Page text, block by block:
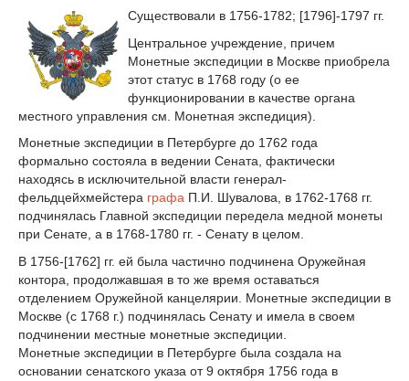
Существовали в 1756-1782; [1796]-1797 гг.
Центральное учреждение, причем
Монетные экспедиции в Москве приобрела
этот статус в 1768 году (о ее
функционировании в качестве органа
местного управления см. Монетная экспедиция).
Монетные экспедиции в Петербурге до 1762 года
формально состояла в ведении Сената, фактически
находясь в исключительной власти генерал-
фельдцейхмейстера графа П.И. Шувалова, в 1762-1768 гг.
подчинялась Главной экспедиции передела медной монеты
при Сенате, а в 1768-1780 гг. - Сенату в целом.
В 1756-[1762] гг. ей была частично подчинена Оружейная
контора, продолжавшая в то же время оставаться
отделением Оружейной канцелярии. Монетные экспедиции в
Москве (с 1768 г.) подчинялась Сенату и имела в своем
подчинении местные монетные экспедиции.
Монетные экспедиции в Петербурге была создала на
основании сенатского указа от 9 октября 1756 года в